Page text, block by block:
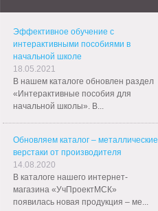
Эффективное обучение с
интерактивными пособиями в
начальной школе
18.05.2021
В нашем каталоге обновлен раздел
«Интерактивные пособия для
начальной школы». В...
Обновляем каталог – металлические
верстаки от производителя
14.08.2020
В каталоге нашего интернет-
магазина «УчПроектМСК»
появилась новая продукция – ме...